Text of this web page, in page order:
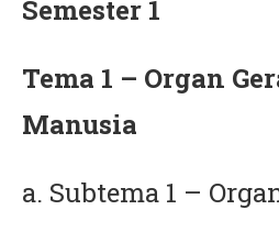
Semester 1
Tema 1 – Organ
Manusia
a. Subtema 1 –